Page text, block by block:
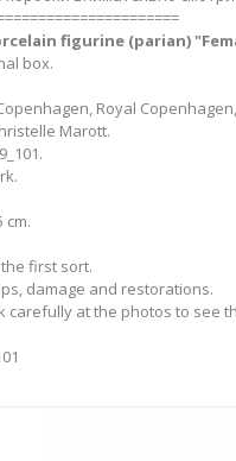
figurine (parian)
box.
Royal
Marott.
cm.
first sort.
damage and restorations.
carefully at the photos to see